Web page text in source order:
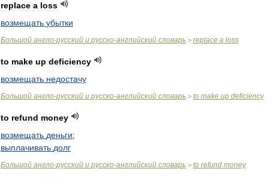
replace a loss
возмещать убытки
Большой англо-русский и русско-английский словарь > replace a loss
to make up deficiency
возмещать недостачу
Большой англо-русский и русско-английский словарь > to make up deficiency
to refund money
возмещать деньги;
выплачивать долг
Большой англо-русский и русско-английский словарь > to refund money